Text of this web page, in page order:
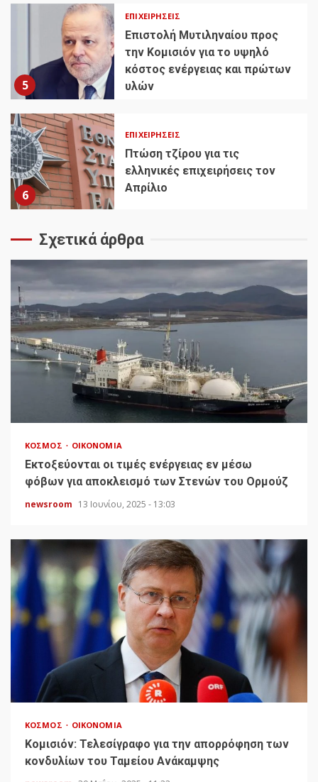
5
ΕΠΙΧΕΙΡΉΣΕΙΣ
Επιστολή Μυτιληναίου προς
την Κομισιόν για το υψηλό
κόστος ενέργειας και πρώτων
υλών
6
ΕΠΙΧΕΙΡΉΣΕΙΣ
Πτώση τζίρου για τις
ελληνικές επιχειρήσεις τον
Απρίλιο
Σχετικά άρθρα
ΚΌΣΜΟΣ ΟΙΚΟΝΟΜΊΑ
Εκτοξεύονται οι τιμές ενέργειας εν μέσω
φόβων για αποκλεισμό των Στενών του Ορμούζ
newsroom 13 Ιουνίου, 2025 - 13:03
ΚΌΣΜΟΣ ΟΙΚΟΝΟΜΊΑ
Κομισιόν: Τελεσίγραφο για την απορρόφηση των
κονδυλίων του Ταμείου Ανάκαμψης